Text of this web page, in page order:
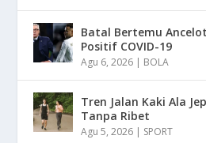
Batal Bertemu
Positif COVID-19
Agu 6, 2026 | BOLA
Tren Jalan Kaki Ala
Tanpa Ribet
Agu 5, 2026 | SPORT